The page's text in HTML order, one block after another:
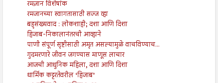
रमज़ान विशेषांक
रमजानच्या स्वागतासाठी सज्ज व्हा
बहुसंख्यवाद : लोकशाही; दशा आणि दिशा
हिजाब-निकालानंतरची आव्हाने
पाणी संपूर्ण सृष्टीसाठी अमृत असल्यामुळे वाचविण्याच...
गुदमरणारे जीवन जगण्यास माणूस लाचार
आजची आधुनिक महिला, दशा आणि दिशा
धार्मिक कट्टरतेवरील ‘हिजाब’